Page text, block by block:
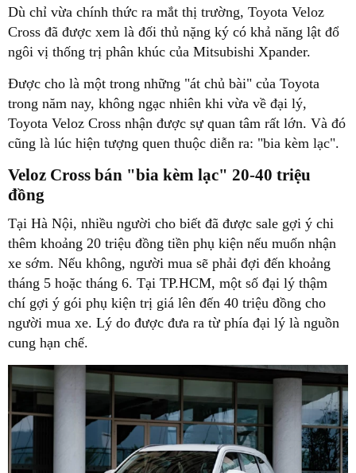
Dù chỉ vừa chính thức ra mắt thị trường, Toyota Veloz
Cross đã được xem là đối thủ nặng ký có khả năng lật đổ
ngôi vị thống trị phân khúc của Mitsubishi Xpander.
Được cho là một trong những "át chủ bài" của Toyota
trong năm nay, không ngạc nhiên khi vừa về đại lý,
Toyota Veloz Cross nhận được sự quan tâm rất lớn. Và đó
cũng là lúc hiện tượng quen thuộc diễn ra: "bia kèm lạc".
Veloz Cross bán "bia kèm lạc" 20-40 triệu
đồng
Tại Hà Nội, nhiều người cho biết đã được sale gợi ý chi
thêm khoảng 20 triệu đồng tiền phụ kiện nếu muốn nhận
xe sớm. Nếu không, người mua sẽ phải đợi đến khoảng
tháng 5 hoặc tháng 6. Tại TP.HCM, một số đại lý thậm
chí gợi ý gói phụ kiện trị giá lên đến 40 triệu đồng cho
người mua xe. Lý do được đưa ra từ phía đại lý là nguồn
cung hạn chế.